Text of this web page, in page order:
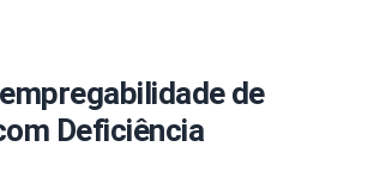
de
Deficiência